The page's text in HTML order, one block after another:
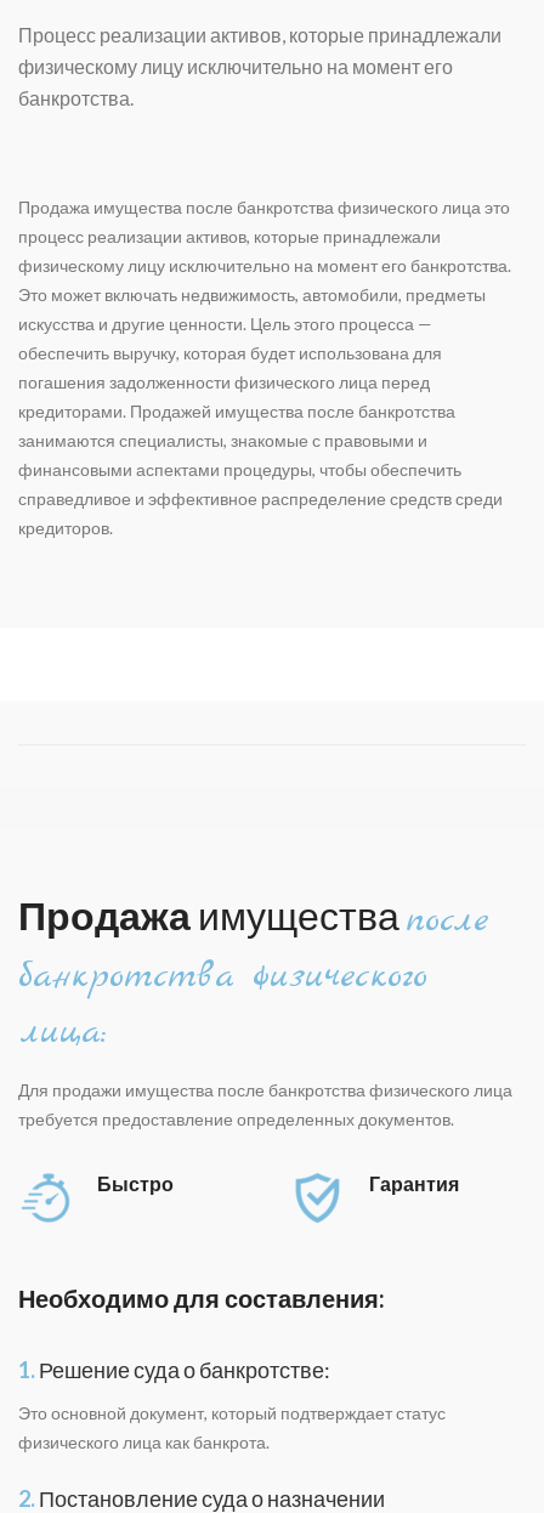
Процесс реализации активов, которые принадлежали
физическому лицу исключительно на момент его
банкротства.
Продажа имущества после банкротства физического лица это
процесс реализации активов, которые принадлежали
физическому лицу исключительно на момент его банкротства.
Это может включать недвижимость, автомобили, предметы
искусства и другие ценности. Цель этого процесса —
обеспечить выручку, которая будет использована для
погашения задолженности физического лица перед
кредиторами. Продажей имущества после банкротства
занимаются специалисты, знакомые с правовыми и
финансовыми аспектами процедуры, чтобы обеспечить
справедливое и эффективное распределение средств среди
кредиторов.
Продажа имуществапосле
банкротства физического
лица:
Для продажи имущества после банкротства физического лица
требуется предоставление определенных документов.
Быстро Гарантия
Необходимо для составления:
1.Решение суда о банкротстве:
Это основной документ, который подтверждает статус
физического лица как банкрота.
2.Постановление суда о назначении